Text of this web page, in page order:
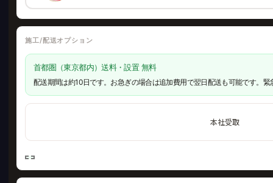
施工/配送オプション
首都圏（東京都内）送料・設置 無料
配送期間は約10日です。お急ぎの場合は追加費用で翌日配送も可能です。
本社受取